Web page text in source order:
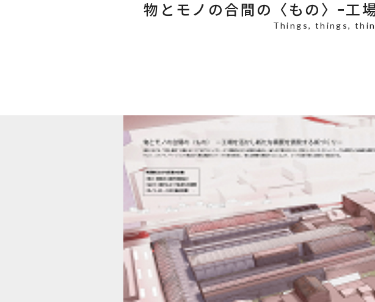
物とモノの合間の〈もの〉ｰ工
Things, things,